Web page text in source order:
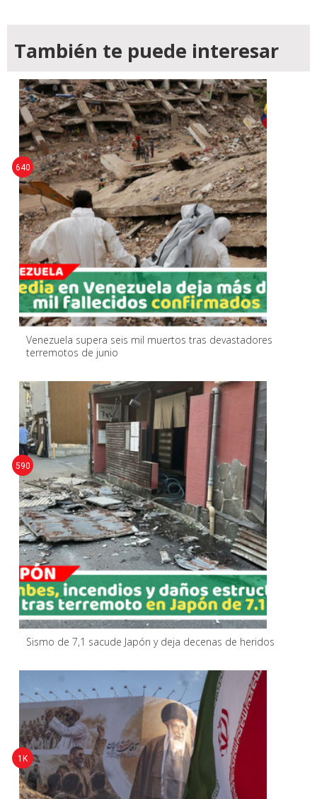
También te puede interesar
Venezuela supera seis mil muertos tras devastadores
terremotos de junio
640
Sismo de 7,1 sacude Japón y deja decenas de heridos
590
1K